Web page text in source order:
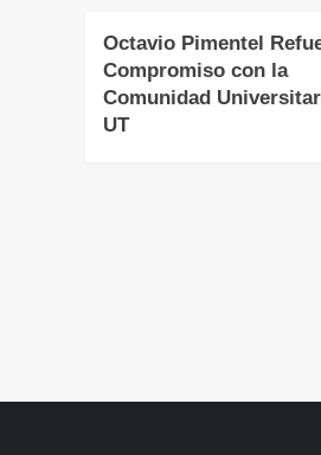
Octavio Pimentel
Compromiso con la
Comunidad
UT